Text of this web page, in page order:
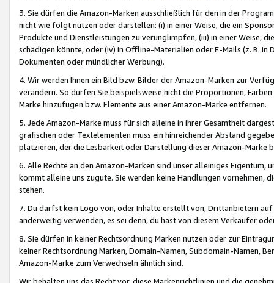
3. Sie dürfen die Amazon-Marken ausschließlich für den in der
nicht wie folgt nutzen oder darstellen: (i) in einer Weise, die ein
Produkte und Dienstleistungen zu verunglimpfen, (iii) in einer Weise,
schädigen könnte, oder (iv) in Offline-Materialien oder E-Mails (z. B. in
Dokumenten oder mündlicher Werbung).
4. Wir werden Ihnen ein Bild bzw. Bilder der Amazon-Marken zur
verändern. So dürfen Sie beispielsweise nicht die Proportionen,
Marke hinzufügen bzw. Elemente aus einer Amazon-Marke entfernen.
5. Jede Amazon-Marke muss für sich alleine in ihrer Gesamtheit
grafischen oder Textelementen muss ein hinreichender Abstand
platzieren, der die Lesbarkeit oder Darstellung dieser Amazon-Marke
6. Alle Rechte an den Amazon-Marken sind unser alleiniges
kommt alleine uns zugute. Sie werden keine Handlungen vornehmen,
stehen.
7. Du darfst kein Logo von, oder Inhalte erstellt von,Drittanbietern auf
anderweitig verwenden, es sei denn, du hast von diesem Verkäufer
8. Sie dürfen in keiner Rechtsordnung Marken nutzen oder zur
keiner Rechtsordnung Marken, Domain-Namen, Subdomain-Namen,
Amazon-Marke zum Verwechseln ähnlich sind.
Wir behalten uns das Recht vor, diese Markenrichtlinien und die